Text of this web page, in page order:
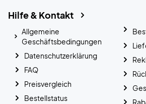
Hilfe & Kontakt
Allgemeine
Geschäftsbedingungen
Datenschutzerklärung
FAQ
Preisvergleich
Bestellstatus